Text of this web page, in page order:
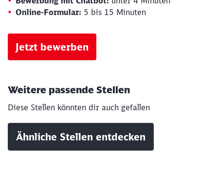
Online-Formular: 5 bis 15 Minuten
Jetzt bewerben
Weitere passende Stellen
Diese Stellen könnten dir auch gefallen
Ähnliche Stellen entdecken